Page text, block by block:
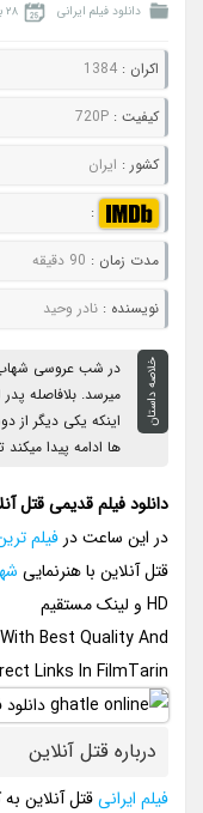
دانلود فیلم ایرانی ۲۸ بهمن ۱۳۹۸
اکران :1384
کيفيت :720P
کشور : ایران
:
مدت زمان : 90 دقیقه
نويسنده :نادر وحید
خلاصه داستان
در شب عروسی شهاب و
میرسد. بلافاصله
اینکه یکی دیگر از
ها ادامه پیدا میکند
دانلود فیلم قدیمی قتل
در این ساعت درفیلم
قتل آنلاین با هنرنمایی
HD و لینک مستقیم
Best Quality And
Links In FilmTarin
درباره قتل آنلاین
فیلم ایرانیقتل آنلاین